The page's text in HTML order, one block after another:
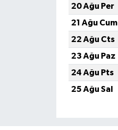
20 Ağu Per
21 Ağu Cum
22 Ağu Cts
23 Ağu Paz
24 Ağu Pts
25 Ağu Sal